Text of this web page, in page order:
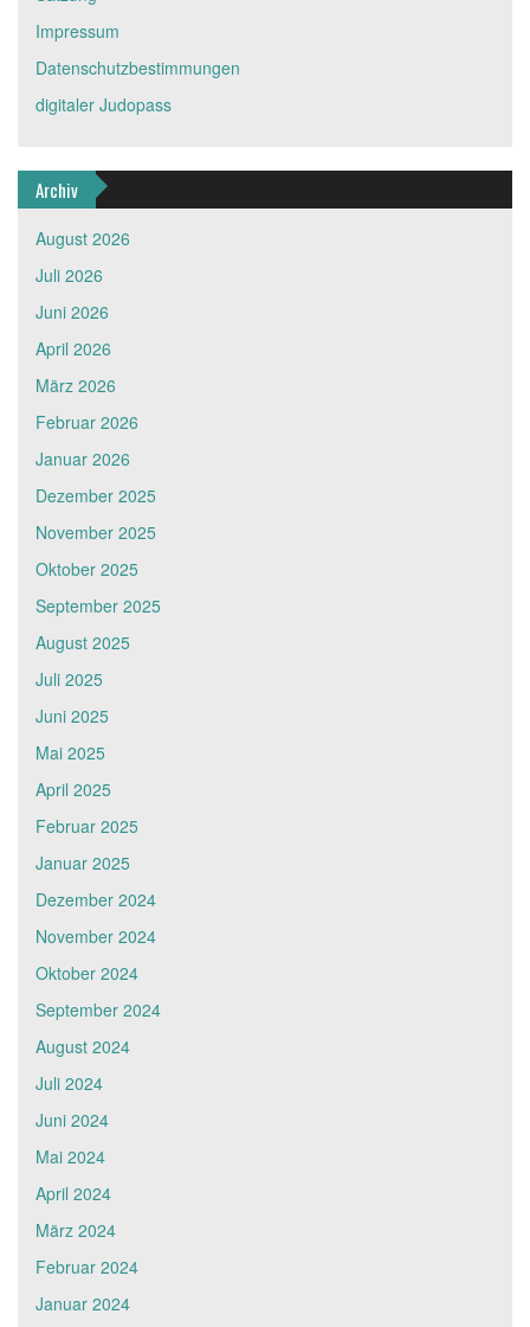
Impressum
Datenschutzbestimmungen
digitaler Judopass
Archiv
August 2026
Juli 2026
Juni 2026
April 2026
März 2026
Februar 2026
Januar 2026
Dezember 2025
November 2025
Oktober 2025
September 2025
August 2025
Juli 2025
Juni 2025
Mai 2025
April 2025
Februar 2025
Januar 2025
Dezember 2024
November 2024
Oktober 2024
September 2024
August 2024
Juli 2024
Juni 2024
Mai 2024
April 2024
März 2024
Februar 2024
Januar 2024